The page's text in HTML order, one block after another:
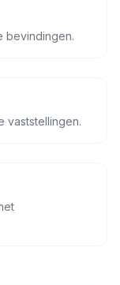
bevindingen.
vaststellingen.